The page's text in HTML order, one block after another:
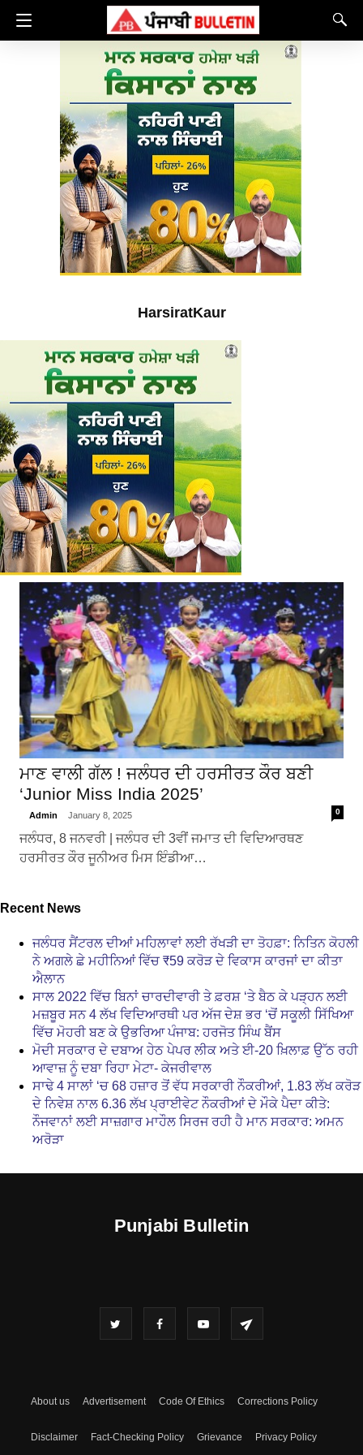
HarsiratKaur
ਮਾਣ ਵਾਲੀ ਗੱਲ ! ਜਲੰਧਰ ਦੀ ਹਰਸੀਰਤ ਕੌਰ ਬਣੀ
‘Junior Miss India 2025’
Admin January 8, 2025 0
ਜਲੰਧਰ, 8 ਜਨਵਰੀ | ਜਲੰਧਰ ਦੀ 3ਵੀਂ ਜਮਾਤ ਦੀ ਵਿਦਿਆਰਥਣ
ਹਰਸੀਰਤ ਕੌਰ ਜੂਨੀਅਰ ਮਿਸ ਇੰਡੀਆ…
Recent News
ਜਲੰਧਰ ਸੈਂਟਰਲ ਦੀਆਂ ਮਹਿਲਾਵਾਂ ਲਈ ਰੱਖੜੀ ਦਾ ਤੋਹਫ਼ਾ: ਨਿਤਿਨ ਕੋਹਲੀ
ਨੇ ਅਗਲੇ ਛੇ ਮਹੀਨਿਆਂ ਵਿੱਚ ₹59 ਕਰੋੜ ਦੇ ਵਿਕਾਸ ਕਾਰਜਾਂ ਦਾ ਕੀਤਾ
ਐਲਾਨ
ਸਾਲ 2022 ਵਿੱਚ ਬਿਨਾਂ ਚਾਰਦੀਵਾਰੀ ਤੇ ਫ਼ਰਸ਼ ‘ਤੇ ਬੈਠ ਕੇ ਪੜ੍ਹਨ ਲਈ
ਮਜ਼ਬੂਰ ਸਨ 4 ਲੱਖ ਵਿਦਿਆਰਥੀ ਪਰ ਅੱਜ ਦੇਸ਼ ਭਰ ‘ਚੋਂ ਸਕੂਲੀ ਸਿੱਖਿਆ
ਵਿੱਚ ਮੋਹਰੀ ਬਣ ਕੇ ਉਭਰਿਆ ਪੰਜਾਬ: ਹਰਜੋਤ ਸਿੰਘ ਬੈਂਸ
ਮੋਦੀ ਸਰਕਾਰ ਦੇ ਦਬਾਅ ਹੇਠ ਪੇਪਰ ਲੀਕ ਅਤੇ ਈ-20 ਖ਼ਿਲਾਫ਼ ਉੱਠ ਰਹੀ
ਆਵਾਜ਼ ਨੂੰ ਦਬਾ ਰਿਹਾ ਮੇਟਾ- ਕੇਜਰੀਵਾਲ
ਸਾਢੇ 4 ਸਾਲਾਂ ‘ਚ 68 ਹਜ਼ਾਰ ਤੋਂ ਵੱਧ ਸਰਕਾਰੀ ਨੌਕਰੀਆਂ, 1.83 ਲੱਖ ਕਰੋੜ
ਦੇ ਨਿਵੇਸ਼ ਨਾਲ 6.36 ਲੱਖ ਪ੍ਰਾਈਵੇਟ ਨੌਕਰੀਆਂ ਦੇ ਮੌਕੇ ਪੈਦਾ ਕੀਤੇ:
ਨੌਜਵਾਨਾਂ ਲਈ ਸਾਜ਼ਗਾਰ ਮਾਹੌਲ ਸਿਰਜ ਰਹੀ ਹੈ ਮਾਨ ਸਰਕਾਰ: ਅਮਨ
ਅਰੋੜਾ
Punjabi Bulletin
About us Advertisement Code Of Ethics Corrections Policy
Disclaimer Fact-Checking Policy Grievance Privacy Policy